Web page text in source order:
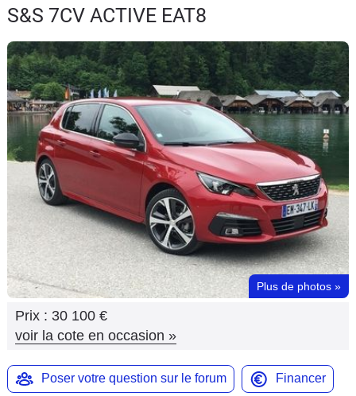
Guide
d'achat
Electriques
Utilitaires
Flottes
Auto
Services
Forum
Moto
Marques
S&S 7CV ACTIVE EAT8
Plus de photos »
Prix : 30 100 €
voir la cote en occasion »
Poser votre question sur le forum Financer